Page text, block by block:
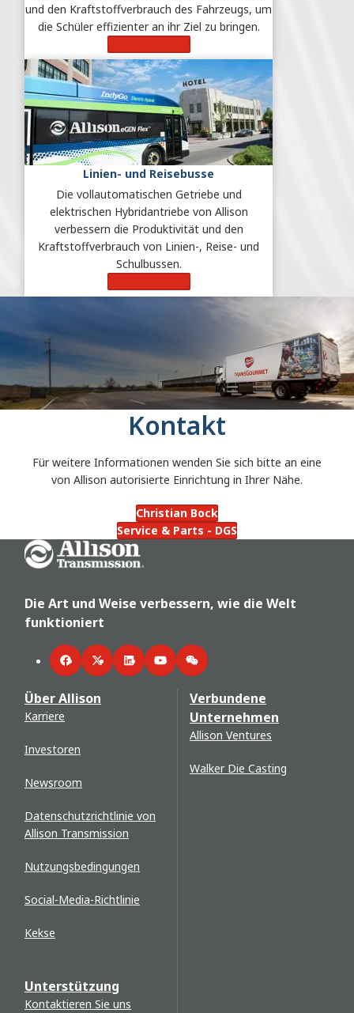
und den Kraftstoffverbrauch des Fahrzeugs, um
die Schüler effizienter an ihr Ziel zu bringen.
Linien- und Reisebusse
Die vollautomatischen Getriebe und
elektrischen Hybridantriebe von Allison
verbessern die Produktivität und den
Kraftstoffverbrauch von Linien-, Reise- und
Schulbussen.
Kontakt
Für weitere Informationen wenden Sie sich bitte an eine
von Allison autorisierte Einrichtung in Ihrer Nähe.
Christian Bock
Service & Parts - DGS
Go Home
Die Art und Weise verbessern, wie die Welt
funktioniert
FacebookTwitterLinkedInYouTubeWeChat
Über Allison
Karriere
Investoren
Newsroom
Datenschutzrichtlinie von
Allison Transmission
Nutzungsbedingungen
Social-Media-Richtlinie
Kekse
Unterstützung
Kontaktieren Sie uns
Verbundene
Unternehmen
Allison Ventures
Walker Die Casting